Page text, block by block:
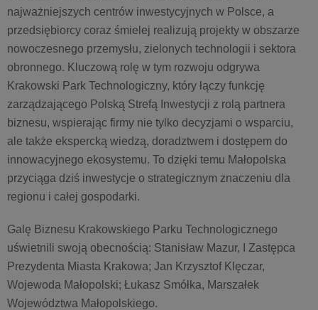
najważniejszych centrów inwestycyjnych w Polsce, a
przedsiębiorcy coraz śmielej realizują projekty w obszarze
nowoczesnego przemysłu, zielonych technologii i sektora
obronnego. Kluczową rolę w tym rozwoju odgrywa
Krakowski Park Technologiczny, który łączy funkcję
zarządzającego Polską Strefą Inwestycji z rolą partnera
biznesu, wspierając firmy nie tylko decyzjami o wsparciu,
ale także ekspercką wiedzą, doradztwem i dostępem do
innowacyjnego ekosystemu. To dzięki temu Małopolska
przyciąga dziś inwestycje o strategicznym znaczeniu dla
regionu i całej gospodarki.
Galę Biznesu Krakowskiego Parku Technologicznego
uświetnili swoją obecnością: Stanisław Mazur, I Zastępca
Prezydenta Miasta Krakowa; Jan Krzysztof Klęczar,
Wojewoda Małopolski; Łukasz Smółka, Marszałek
Województwa Małopolskiego.